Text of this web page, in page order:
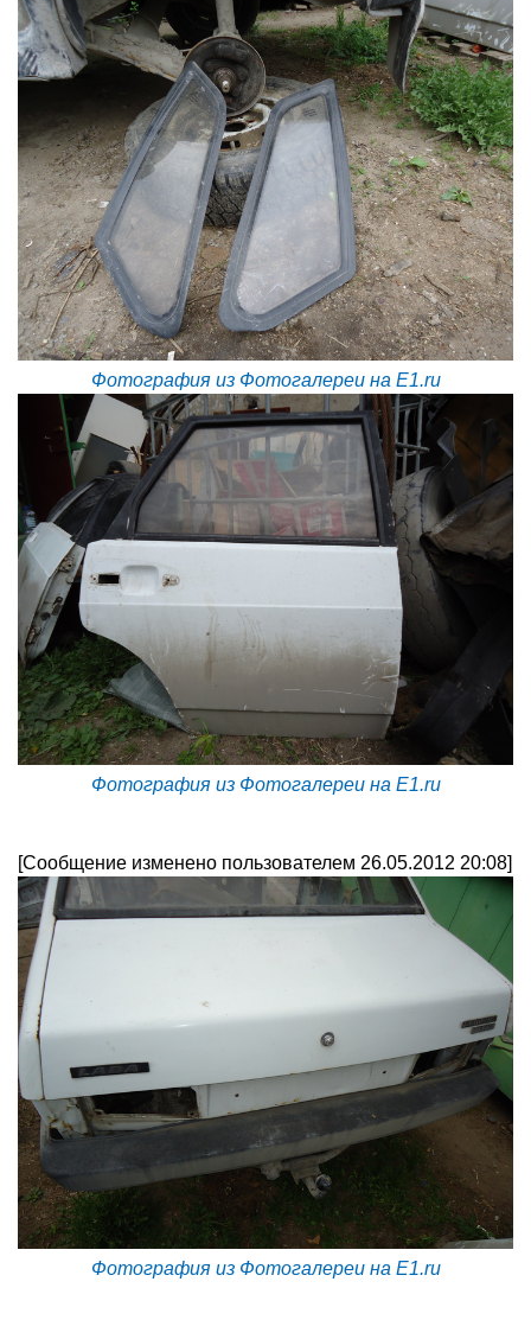
Фотография из Фотогалереи на E1.ru
Фотография из Фотогалереи на E1.ru
[Сообщение изменено пользователем 26.05.2012 20:08]
Фотография из Фотогалереи на E1.ru